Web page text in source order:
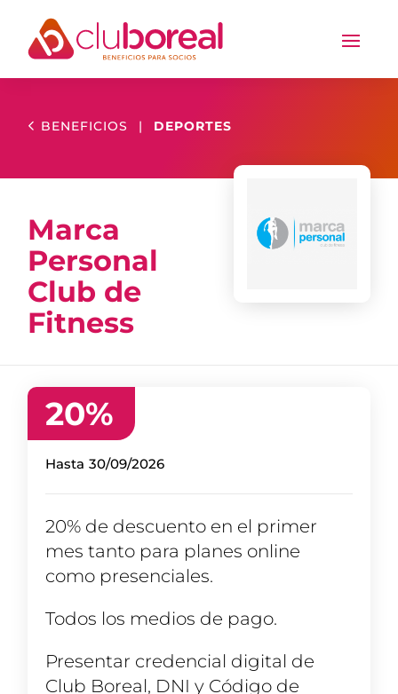
BENEFICIOS | DEPORTES
Marca
Personal
Club de
Fitness
20%
Hasta 30/09/2026
20% de descuento en el primer
mes tanto para planes online
como presenciales.
Todos los medios de pago.
Presentar credencial digital de
Club Boreal, DNI y Código de